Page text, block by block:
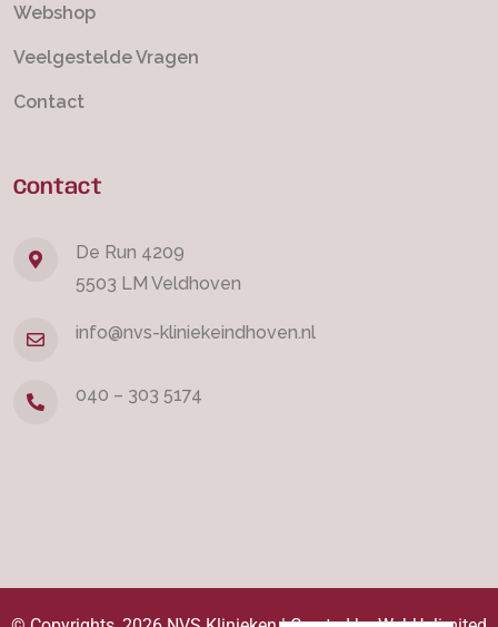
Webshop
Veelgestelde Vragen
Contact
Contact
De Run 4209
5503 LM Veldhoven
info@nvs-kliniekeindhoven.nl
040 – 303 5174